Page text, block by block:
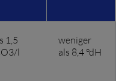
1,5
l
weniger
als 8,4 °dH